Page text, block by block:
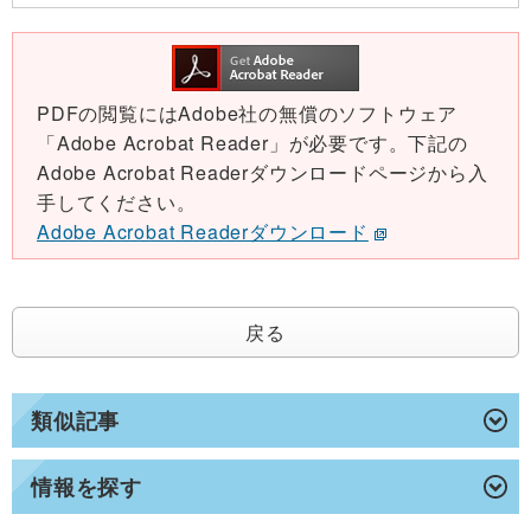
類似記事
情報を探す
PDFの閲覧にはAdobe社の無償のソフトウェア
「Adobe Acrobat Reader」が必要です。下記の
Adobe Acrobat Readerダウンロードページから入
手してください。
Adobe Acrobat Readerダウンロード
戻る